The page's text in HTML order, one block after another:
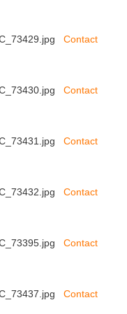
Contact
Contact
Contact
Contact
Contact
Contact